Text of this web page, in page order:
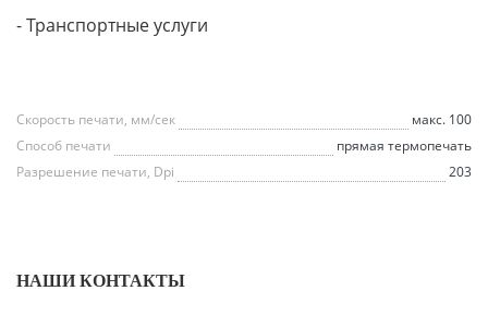
- Транспортные услуги
Скорость печати, мм/сек
макс. 100
Способ печати
прямая термопечать
Разрешение печати, Dpi
203
НАШИ КОНТАКТЫ